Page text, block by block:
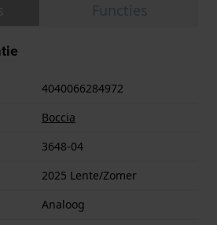
4040066284972
Boccia
3648-04
2025 Lente/Zomer
Analoog